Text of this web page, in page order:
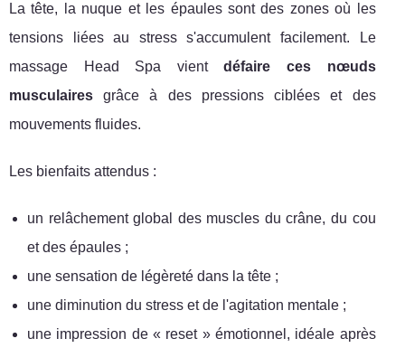
La tête, la nuque et les épaules sont des zones où les
tensions liées au stress s'accumulent facilement. Le
massage Head Spa vientdéfaire ces nœuds
musculaires grâce à des pressions ciblées et des
mouvements fluides.
Les bienfaits attendus :
un relâchement global des muscles du crâne, du cou
et des épaules ;
une sensation de légèreté dans la tête ;
une diminution du stress et de l'agitation mentale ;
une impression de « reset » émotionnel, idéale après